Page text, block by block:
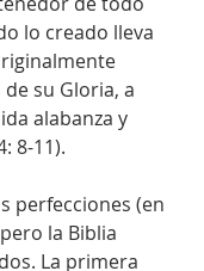
lo creado lleva
su Gloria, a
alabanza y
8-11).
perfecciones (en
la Biblia
La primera